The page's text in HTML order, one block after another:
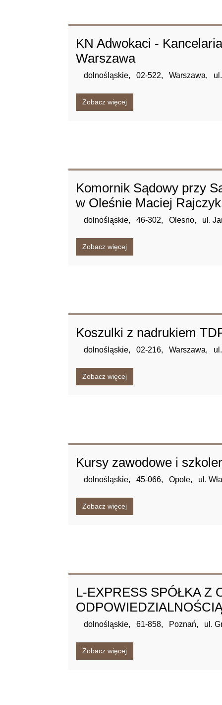
KN Adwokaci -
Warszawa
dolnośląskie, 02-522, Warszawa,
Zobacz więcej
Komornik Sądowy przy
w Oleśnie Maciej Rajczyk
dolnośląskie, 46-302, Olesno, ul.
Zobacz więcej
Koszulki z nadrukiem
dolnośląskie, 02-216, Warszawa,
Zobacz więcej
Kursy zawodowe i
dolnośląskie, 45-066, Opole, ul.
Zobacz więcej
L-EXPRESS SPÓŁKA Z
dolnośląskie, 61-858, Poznań, ul.
Zobacz więcej